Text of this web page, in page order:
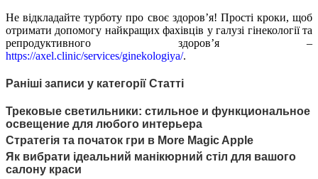
Не відкладайте турботу про своє здоров’я! Прості кроки, щоб
отримати допомогу найкращих фахівців у галузі гінекології та
репродуктивного здоров’я –
https://axel.clinic/services/ginekologiya/.
Раніші записи у категорії Статті
Трековые светильники: стильное и функциональное
освещение для любого интерьера
Стратегія та початок гри в More Magic Apple
Як вибрати ідеальний манікюрний стіл для вашого
салону краси